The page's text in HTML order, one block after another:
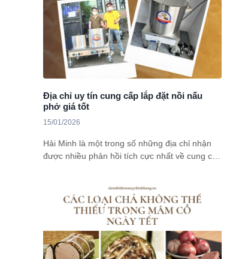
Địa chỉ uy tín cung cấp lắp đặt nồi nấu
phở giá tốt
15/01/2026
Hải Minh là một trong số những địa chỉ nhận
được nhiều phản hồi tích cực nhất về cung cấp
Chi tiết sẽ được chia sẻ trong bài viết này.
Tham khảo ngay